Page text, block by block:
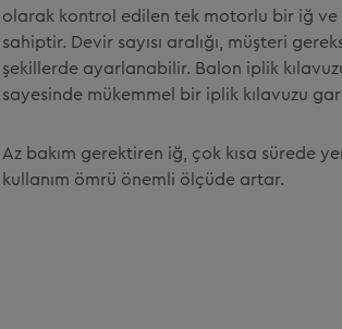
olarak kontrol edilen tek motorlu bir iğ ve
sahiptir. Devir sayısı aralığı, müşteri
şekillerde ayarlanabilir. Balon iplik
sayesinde mükemmel bir iplik kılavuzu
Az bakım gerektiren iğ, çok kısa sürede
kullanım ömrü önemli ölçüde artar.